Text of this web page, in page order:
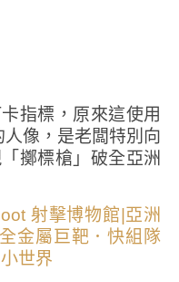
指標，原來這使用
像，是老闆特別向
擲標槍」破全亞洲